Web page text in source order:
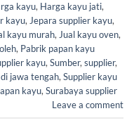
kayu, Harga kayu jati,
kayu,Jepara supplier kayu,
kayu murah,Jual kayu oven,
oleh, Pabrik papan kayu
kayu,Sumber,supplier,
jawa tengah,Supplier kayu
kayu,Surabaya supplier
Leave a comment